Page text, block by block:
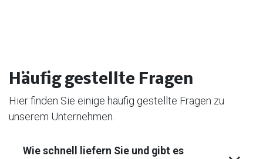
Häufig gestellte Fragen
Hier finden Sie einige häufig gestellte Fragen zu
unserem Unternehmen.
Wie schnell liefern Sie und gibt es